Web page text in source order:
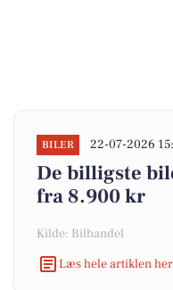
BILER 22-07-2026
De billigste
fra 8.900 kr
Kilde: Bilhandel
Læs hele artiklen her